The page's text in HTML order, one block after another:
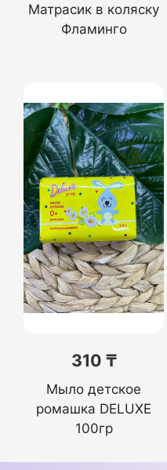
Матрасик в коляску
Фламинго
310 ₸
Мыло детское
ромашка DELUXE
100гр